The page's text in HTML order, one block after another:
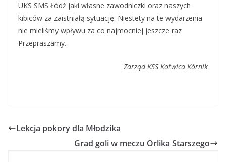
UKS SMS Łódź jaki własne zawodniczki oraz naszych
kibiców za zaistniałą sytuację. Niestety na te wydarzenia
nie mieliśmy wpływu za co najmocniej jeszcze raz
Przepraszamy.
Zarząd KSS Kotwica Kórnik
Lekcja pokory dla Młodzika
Grad goli w meczu Orlika Starszego